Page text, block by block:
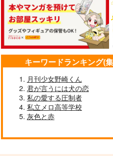
キーワードランキング(
月刊少女野崎くん
君が言うには犬の恋
私の愛する圧制者
私立メロ高等学校
灰色と赤